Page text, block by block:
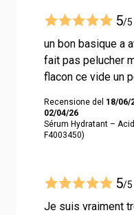
5/5
un bon basique a
fait pas pelucher
flacon ce vide un
Recensione del 18/06/
02/04/26
Sérum Hydratant –
F4003450)
5/5
Je suis vraiment